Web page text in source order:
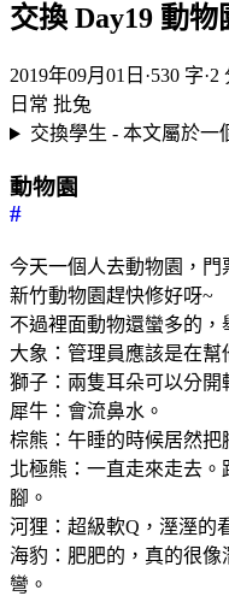
交換 Day19 動物
2019年09月01日 ·530 字·2
日常 批兔
交換學生 - 本文屬於一
動物園
#
今天一個人去動物園，門
新竹動物園趕快修好呀~
不過裡面動物還蠻多的，
大象：管理員應該是在幫
獅子：兩隻耳朵可以分開
犀牛：會流鼻水。
棕熊：午睡的時候居然把
北極熊：一直走來走去
腳。
河狸：超級軟Q，溼溼的
海豹：肥肥的，真的很
彎。